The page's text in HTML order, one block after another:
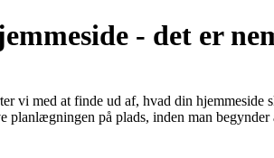
- det er
vi med at finde ud af, hvad din hjemmeside
planlægningen på plads, inden man begynder